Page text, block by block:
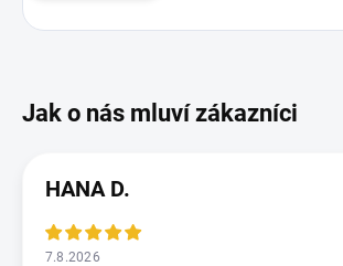
HANA D.
7.8.2026